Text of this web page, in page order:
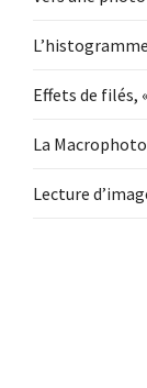
L’histogramme
Effets de filés,
La
Lecture